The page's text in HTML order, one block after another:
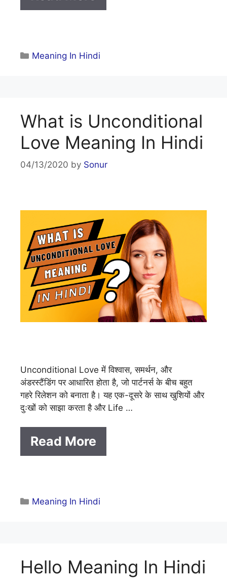
Categories
Meaning In Hindi
What is Unconditional
Love Meaning In Hindi
04/13/2020 by Sonur
Unconditional Love में विश्वास, समर्थन, और
अंडरस्टैंडिंग पर आधारित होता है, जो पार्टनर्स के बीच बहुत
गहरे रिलेशन को बनाता है। यह एक-दूसरे के साथ खुशियों और
दुःखों को साझा करता है और Life …
Read More
Categories
Meaning In Hindi
Hello Meaning In Hindi